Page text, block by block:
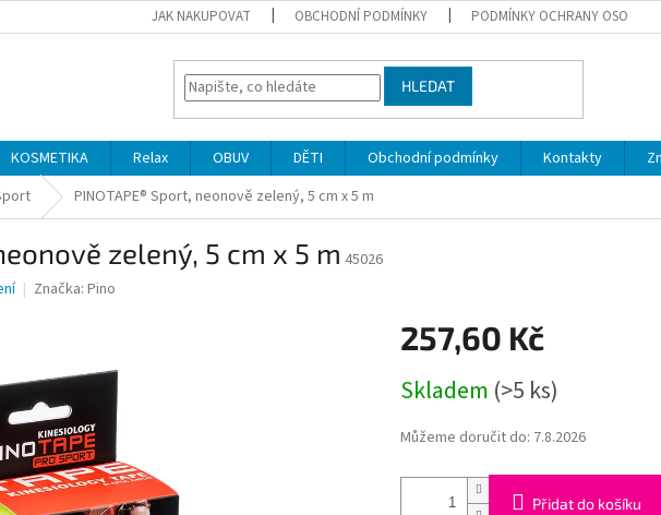
JAK NAKUPOVAT OBCHODNÍ PODMÍNKY PODMÍNKY OCHRANY
HLEDAT
KOSMETIKA Relax OBUV DĚTI Obchodní podmínky Kontakty
PINOTAPE® Sport, neonově zelený, 5 cm x 5 m
zelený, 5 cm x 5 m 45026
Značka: Pino
257,60 Kč
cena:
Skladem (>5 ks)
Můžeme doručit do: 7.8.2026
Přidat do košíku